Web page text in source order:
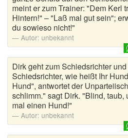
meint er zum Trainer: "Dem Kerl
Hintern!" – "Laß mal gut sein";
du sowieso nicht!"
Autor: unbekannt
Dirk geht zum Schiedsrichter
Schiedsrichter, wie heißt Ihr
Hund", antwortet der
schlimm." sagt Dirk. "Blind, taub,
mal einen Hund!"
Autor: unbekannt